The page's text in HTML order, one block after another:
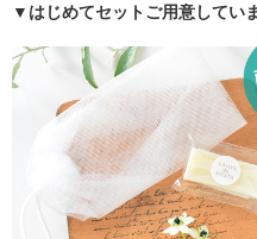
▼はじめてセットご用意してい